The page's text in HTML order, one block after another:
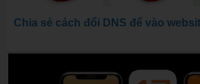
Chia sẻ cách đổi DNS để vào